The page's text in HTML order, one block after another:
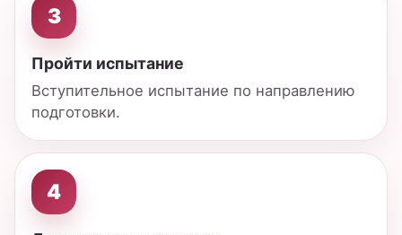
15 бюджетных мест
Количество мест указано для приема в
ТОГУ на программу «Финансовые
технологии».
5 платных мест